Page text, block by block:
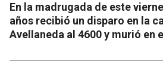
En la madrugada de este
años recibió un disparo en la
Avellaneda al 4600 y murió en